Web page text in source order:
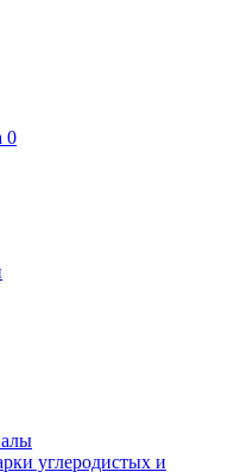
0
углеродистых и